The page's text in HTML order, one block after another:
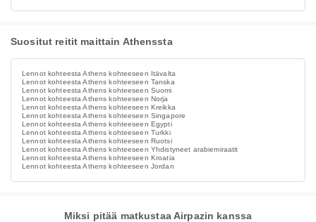
Suositut reitit maittain Athenssta
Lennot kohteesta Athens kohteeseen Itävalta
Lennot kohteesta Athens kohteeseen Tanska
Lennot kohteesta Athens kohteeseen Suomi
Lennot kohteesta Athens kohteeseen Norja
Lennot kohteesta Athens kohteeseen Kreikka
Lennot kohteesta Athens kohteeseen Singapore
Lennot kohteesta Athens kohteeseen Egypti
Lennot kohteesta Athens kohteeseen Turkki
Lennot kohteesta Athens kohteeseen Ruotsi
Lennot kohteesta Athens kohteeseen Yhdistyneet arabiemiraatit
Lennot kohteesta Athens kohteeseen Kroatia
Lennot kohteesta Athens kohteeseen Jordan
Miksi pitää matkustaa Airpazin kanssa